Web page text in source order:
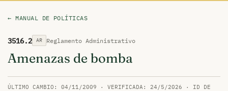
← MANUAL DE POLÍTICAS
3516.2 AR Reglamento Administrativo
Amenazas de bomba
ÚLTIMO CAMBIO: 04/11/2009 · VERIFICADA: 24/5/2026 · ID DE